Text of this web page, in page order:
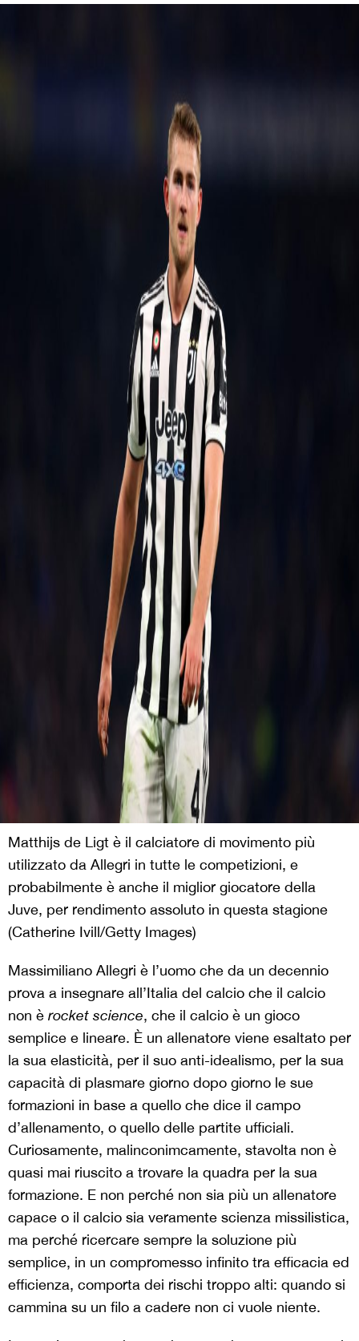
Matthijs de Ligt è il calciatore di movimento più
utilizzato da Allegri in tutte le competizioni, e
probabilmente è anche il miglior giocatore della
Juve, per rendimento assoluto in questa stagione
(Catherine Ivill/Getty Images)
Massimiliano Allegri è l’uomo che da un decennio
prova a insegnare all’Italia del calcio che il calcio
non è rocket science, che il calcio è un gioco
semplice e lineare. È un allenatore viene esaltato per
la sua elasticità, per il suo anti-idealismo, per la sua
capacità di plasmare giorno dopo giorno le sue
formazioni in base a quello che dice il campo
d’allenamento, o quello delle partite ufficiali.
Curiosamente, malinconimcamente, stavolta non è
quasi mai riuscito a trovare la quadra per la sua
formazione. E non perché non sia più un allenatore
capace o il calcio sia veramente scienza missilistica,
ma perché ricercare sempre la soluzione più
semplice, in un compromesso infinito tra efficacia ed
efficienza, comporta dei rischi troppo alti: quando si
cammina su un filo a cadere non ci vuole niente.